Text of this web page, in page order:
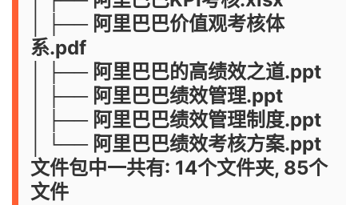
│ ├── 阿里巴巴价值观考核体
系.pdf
│ ├── 阿里巴巴的高绩效之道.ppt
│ ├── 阿里巴巴绩效管理.ppt
│ ├── 阿里巴巴绩效管理制度.ppt
│ └── 阿里巴巴绩效考核方案.ppt
文件包中一共有: 14个文件夹, 85个
文件